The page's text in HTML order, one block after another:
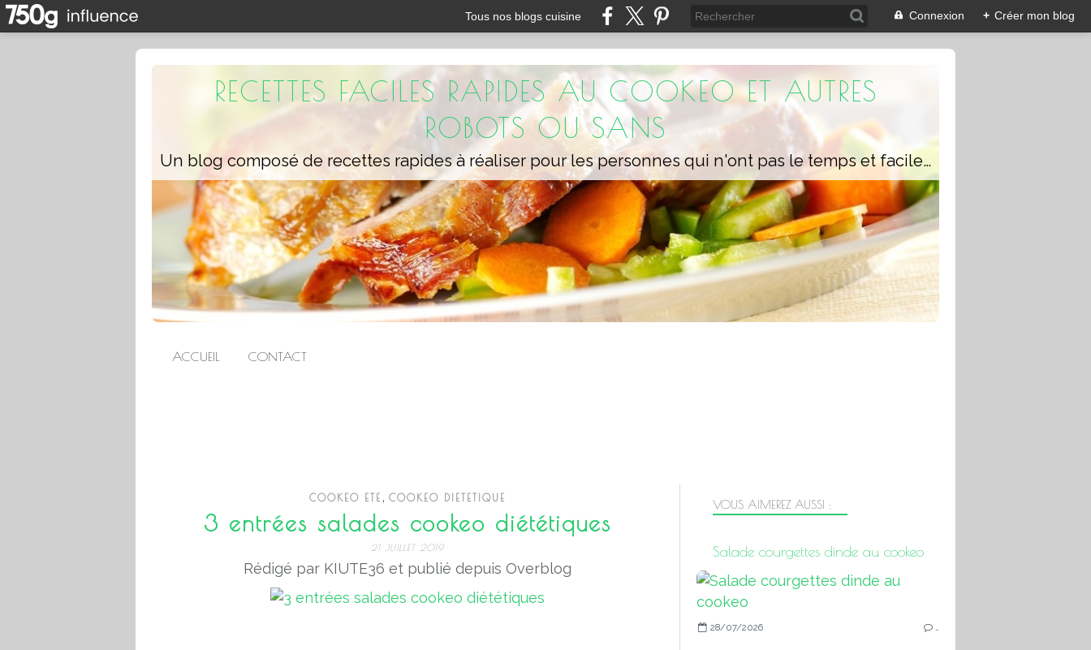
Tous nos blogs cuisine Connexion + Créer mon blog
RECETTES FACILES RAPIDES AU COOKEO ET AUTRES
ROBOTS OU SANS
Un blog composé de recettes rapides à réaliser pour les personnes qui n'ont pas le temps et faciles pour pouvoir se régaler ou régaler toute la famille avec ou sans robot
ACCUEIL CONTACT
COOKEO ETE , COOKEO DIETETIQUE
3 entrées salades cookeo diététiques
21 JUILLET 2019
Rédigé par KIUTE36 et publié depuis Overblog
VOUS AIMEREZ AUSSI :
Salade courgettes dinde au cookeo
28/07/2026 …